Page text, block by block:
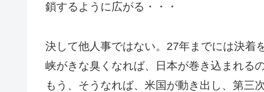
鎖するように広がる・・・
決して他人事ではない。27年までには決着
峡がきな臭くなれば、日本が巻き込まれる
もう、そうなれば、米国が動き出し、第三